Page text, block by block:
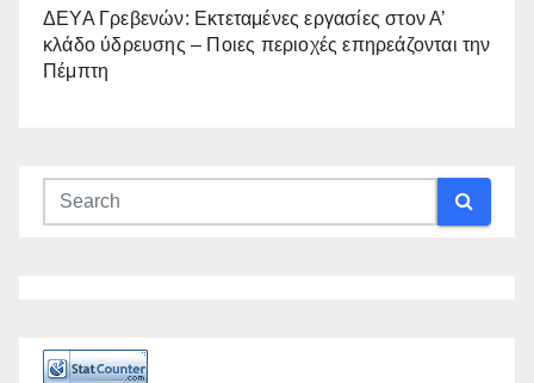
ΔΕΥΑ Γρεβενών: Εκτεταμένες εργασίες στον Α’
κλάδο ύδρευσης – Ποιες περιοχές επηρεάζονται την
Πέμπτη